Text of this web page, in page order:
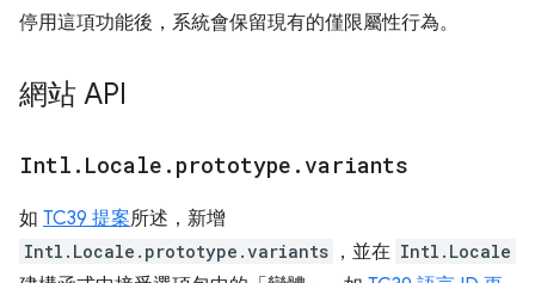
停用這項功能後，系統會保留現有的僅限屬性行為。
網站 API
Intl . Locale . prototype . variants
如 TC39 提案所述，新增
Intl.Locale.prototype.variants ，並在 Intl.Locale